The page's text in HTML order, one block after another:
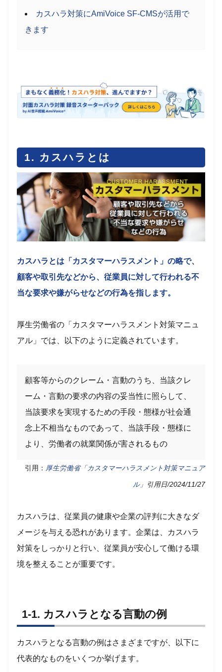
カスハラ対策にAmiVoice SF-CMSが活用で
きます
1. カスハラとは
カスハラとは「カスタマーハラスメント」の略で、
顧客や取引先などから、従業員に対して行われる不
当な要求や嫌がらせなどの行為を指します。
厚生労働省の「カスタマーハラスメント対策マニュ
アル」では、以下のように定義されています。
顧客等からのクレーム・言動のうち、当該クレ
ーム・言動の要求の内容の妥当性に照らして、
当該要求を実現するための手段・態様が社会通
念上不相当なものであって、当該手段・態様に
より、労働者の就業関係が害されるもの
引用： 厚生労働省「カスタマーハラスメント対策マニュア
ル」 引用日/2024/11/27
カスハラは、従業員の健康や企業の評判に大きなダ
メージを与える恐れがあります。企業は、カスハラ
対策をしっかりと行い、従業員が安心して働ける環
境を整えることが重要です。
1-1. カスハラとなる言動の例
カスハラとなる言動の例はさまざまですが、以下に
代表的なものをいくつか挙げます。